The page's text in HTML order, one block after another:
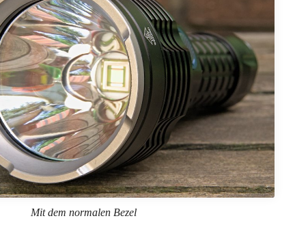
Mit dem normalen Bezel